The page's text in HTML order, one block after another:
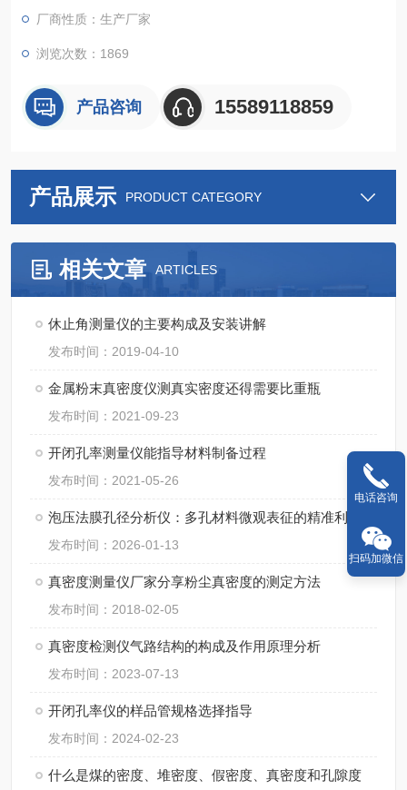
厂商性质：生产厂家
浏览次数：1869
产品咨询 15589118859
产品展示 PRODUCT CATEGORY
相关文章 ARTICLES
休止角测量仪的主要构成及安装讲解
发布时间：2019-04-10
金属粉末真密度仪测真实密度还得需要比重瓶
发布时间：2021-09-23
开闭孔率测量仪能指导材料制备过程
发布时间：2021-05-26
泡压法膜孔径分析仪：多孔材料微观表征的精准利器
发布时间：2026-01-13
真密度测量仪厂家分享粉尘真密度的测定方法
发布时间：2018-02-05
真密度检测仪气路结构的构成及作用原理分析
发布时间：2023-07-13
开闭孔率仪的样品管规格选择指导
发布时间：2024-02-23
什么是煤的密度、堆密度、假密度、真密度和孔隙度
电话咨询
扫码加微信